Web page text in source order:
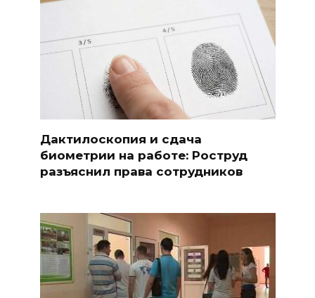
Дактилоскопия и сдача
биометрии на работе: Роструд
разъяснил права сотрудников